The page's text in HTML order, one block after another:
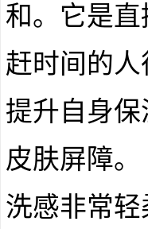
和。它是
赶时间的
提升自身
皮肤屏障。
洗感非常